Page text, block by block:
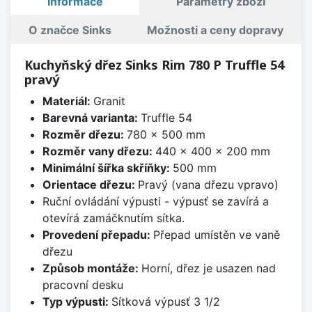
O značce Sinks Možnosti a ceny dopravy
Kuchyňský dřez Sinks Rim 780 P Truffle 54
pravý
Materiál: Granit
Barevná varianta: Truffle 54
Rozměr dřezu: 780 x 500 mm
Rozměr vany dřezu: 440 x 400 x 200 mm
Minimální šířka skříňky: 500 mm
Orientace dřezu: Pravý (vana dřezu vpravo)
Ruční ovládání výpusti - výpusť se zavírá a
otevírá zamáčknutím sítka.
Provedení přepadu: Přepad umístěn ve vaně
dřezu
Způsob montáže: Horní, dřez je usazen nad
pracovní desku
Typ výpusti: Sítková výpusť 3 1/2